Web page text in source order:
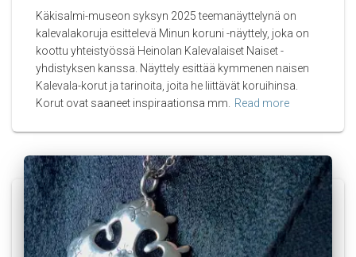
Käkisalmi-museon syksyn 2025 teemanäyttelynä on
kalevalakoruja esittelevä Minun koruni -näyttely, joka on
koottu yhteistyössä Heinolan Kalevalaiset Naiset -
yhdistyksen kanssa. Näyttely esittää kymmenen naisen
Kalevala-korut ja tarinoita, joita he liittävät koruihinsa.
Korut ovat saaneet inspiraationsa mm. Read more